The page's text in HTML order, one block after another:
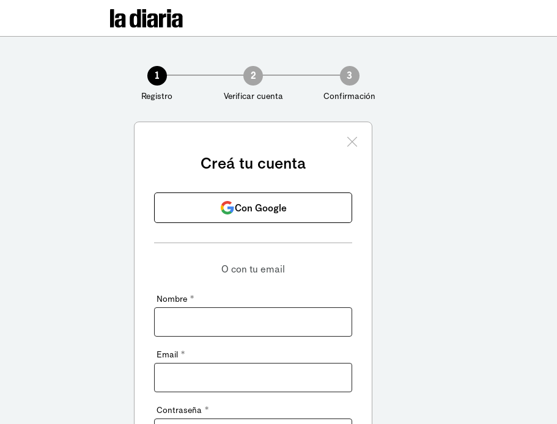
1
Registro
2
Verificar cuenta
3
Confirmación
Creá tu cuenta
Con Google
O con tu email
Nombre *
Email *
Contraseña *